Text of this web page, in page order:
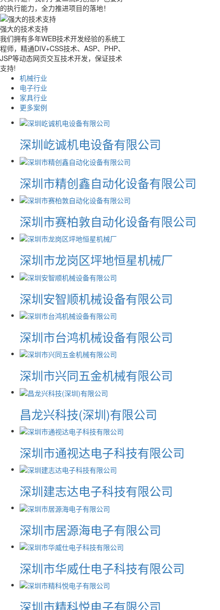
的执行能力，全力推进项目的落地！
强大的技术支持
我们拥有多年WEB技术开发经验的系统工
程师，精通DIV+CSS技术、ASP、PHP、
JSP等动态网页交互技术开发，保证技术
支持!
机械行业
电子行业
家具行业
更多案例
深圳屹诚机电设备有限公司
深圳市精创鑫自动化设备有限公司
深圳市赛柏敦自动化设备有限公司
深圳市龙岗区坪地恒星机械厂
深圳安智顺机械设备有限公司
深圳市台鸿机械设备有限公司
深圳市兴同五金机械有限公司
昌龙兴科技(深圳)有限公司
深圳市通视达电子科技有限公司
深圳建志达电子科技有限公司
深圳市居源海电子有限公司
深圳市华威仕电子科技有限公司
深圳市精科悦电子有限公司